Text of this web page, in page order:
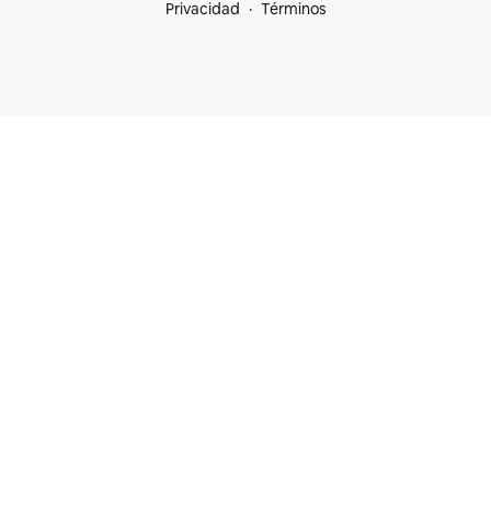
Privacidad Términos